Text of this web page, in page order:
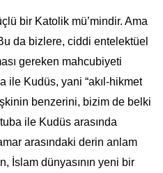
bir Katolik mü’mindir. Ama
da bizlere, ciddi entelektüel
gereken mahcubiyeti
ile Kudüs, yani “akıl-hikmet
benzerini, bizim de belki
ile Kudüs arasında
arasındaki derin anlam
İslam dünyasının yeni bir